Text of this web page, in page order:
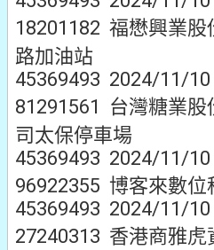
18201182 福懋興業
路加油站
45369493 2024/11/10
81291561 台灣糖業股
司太保停車場
45369493 2024/11/10
96922355 博客來數位
45369493 2024/11/10
27240313 香港商雅虎